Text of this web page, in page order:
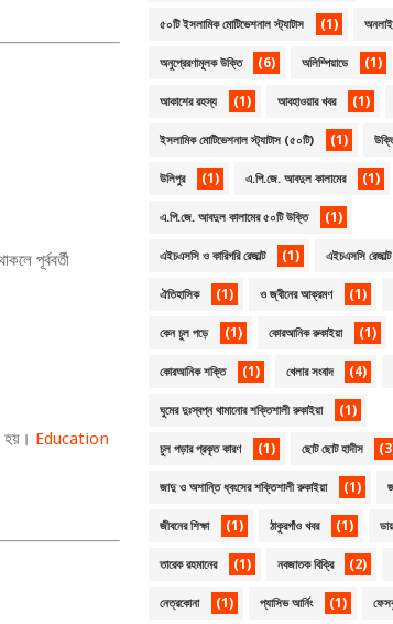
পূর্ববর্তী
হয়। Education
৫০টি ইসলামিক মোটিভেশনাল স্ট্যাটাস (1)
অনুপ্রেরণামূলক উক্তি (6) অলিম্পিয়াডে (1)
আকাশের রহস্য (1) আবহাওয়ার খবর (1)
ইসলামিক মোটিভেশনাল স্ট্যাটাস (৫০টি) (1)
উলিপুর (1) এ.পি.জে. আবদুল কালামের (1)
এ.পি.জে. আবদুল কালামের ৫০টি উক্তি (1)
এইচএসসি ও কারিগরি রেজাল্ট (1) এইচএসসি
ঐতিহাসিক (1) ও জ্বীনের আক্রমণ (1)
কেন চুল পড়ে (1) কোরআনিক রুকাইয়া (1)
কোরআনিক শক্তি (1) খেলার সংবাদ (4)
ঘুমের দুঃস্বপ্ন থামানোর শক্তিশালী রুকাইয়া (1)
চুল পড়ার প্রকৃত কারণ (1) ছোট ছোট হাদীস
জাদু ও অশান্তি ধ্বংসের শক্তিশালী রুকাইয়া (1)
জীবনের শিক্ষা (1) ঠাকুরগাঁও খবর (1)
তারেক রহমানের (1) নবজাতক বিক্রি (2)
নেত্রকোনা (1) প্যাসিভ আর্নিং (1)